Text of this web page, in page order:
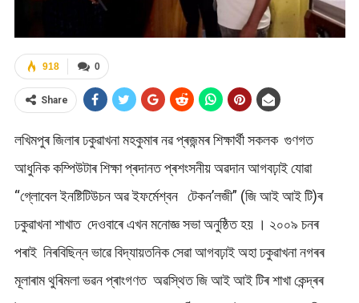
0
918
Share
লখিমপুৰ জিলাৰ ঢকুৱাখনা মহকুমাৰ নৱ প্ৰজন্মৰ শিক্ষাৰ্থী সকলক গুণগত
আধুনিক কম্পিউটাৰ শিক্ষা প্ৰদানত প্ৰশংসনীয় অৱদান আগবঢ়াই যোৱা
“গ্লোবেল ইনষ্টিটিউচন অৱ ইফৰ্মেশ্বন টেকন’লজী” (জি আই আই টি)ৰ
ঢকুৱাখনা শাখাত দেওবাৰে এখন মনোজ্ঞ সভা অনুষ্ঠিত হয় । ২০০৯ চনৰ
পৰাই নিৰবিছিন্ন ভাৱে বিদ্যায়তনিক সেৱা আগবঢ়াই অহা ঢকুৱাখনা নগৰৰ
মূলাৰাম থুৰিমলা ভৱন প্ৰাংগণত অৱস্থিত জি আই আই টিৰ শাখা কেন্দ্ৰৰ